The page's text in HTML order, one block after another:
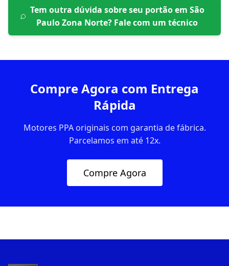
Tem outra dúvida sobre seu portão em São
Paulo Zona Norte? Fale com um técnico
Compre Agora com Entrega
Rápida
Motores PPA originais com garantia de fábrica.
Parcelamos em até 12x.
Compre Agora